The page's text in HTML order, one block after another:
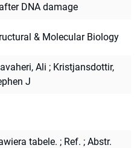
DNA damage
& Molecular Biology
Ali ; Kristjansdottir,
J
tabele. ; Ref. ; Abstr.